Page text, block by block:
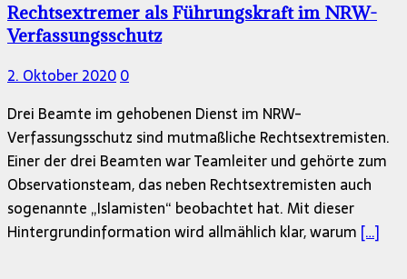
Rechtsextremer als Führungskraft im NRW-
Verfassungsschutz
2. Oktober 20200
Drei Beamte im gehobenen Dienst im NRW-
Verfassungsschutz sind mutmaßliche Rechtsextremisten.
Einer der drei Beamten war Teamleiter und gehörte zum
Observationsteam, das neben Rechtsextremisten auch
sogenannte „Islamisten“ beobachtet hat. Mit dieser
Hintergrundinformation wird allmählich klar, warum […]